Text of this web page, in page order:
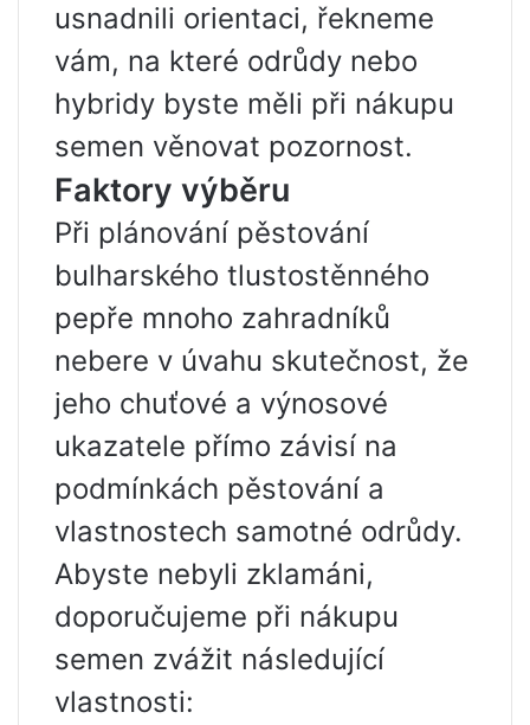
usnadnili orientaci, řekneme
vám, na které odrůdy nebo
hybridy byste měli při nákupu
semen věnovat pozornost.
Faktory výběru
Při plánování pěstování
bulharského tlustostěnného
pepře mnoho zahradníků
nebere v úvahu skutečnost, že
jeho chuťové a výnosové
ukazatele přímo závisí na
podmínkách pěstování a
vlastnostech samotné odrůdy.
Abyste nebyli zklamáni,
doporučujeme při nákupu
semen zvážit následující
vlastnosti: